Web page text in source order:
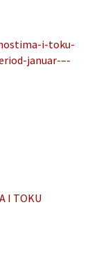
i-toku-
januar-–-
I TOKU